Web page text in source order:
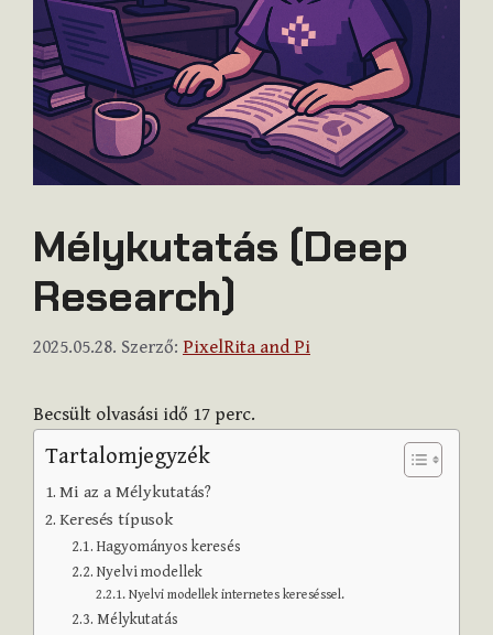
Mélykutatás (Deep
Research)
2025.05.28. Szerző: PixelRita and Pi
Becsült olvasási idő 17 perc.
Tartalomjegyzék
Mi az a Mélykutatás?
Keresés típusok
Hagyományos keresés
Nyelvi modellek
Nyelvi modellek internetes kereséssel.
Mélykutatás